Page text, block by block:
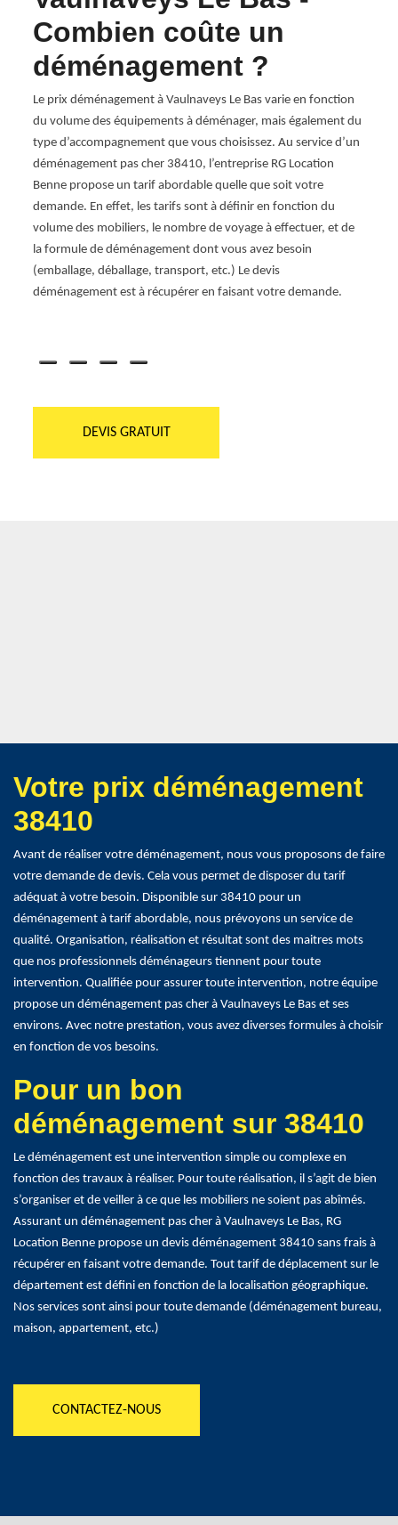
Combien coûte un
déménagement ?
Le prix déménagement à Vaulnaveys Le Bas varie en fonction
du volume des équipements à déménager, mais également du
type d’accompagnement que vous choisissez. Au service d’un
déménagement pas cher 38410, l’entreprise RG Location
Benne propose un tarif abordable quelle que soit votre
demande. En effet, les tarifs sont à définir en fonction du
volume des mobiliers, le nombre de voyage à effectuer, et de
la formule de déménagement dont vous avez besoin
(emballage, déballage, transport, etc.) Le devis
déménagement est à récupérer en faisant votre demande.
DEVIS GRATUIT
Votre prix déménagement
38410
Avant de réaliser votre déménagement, nous vous proposons de faire
votre demande de devis. Cela vous permet de disposer du tarif
adéquat à votre besoin. Disponible sur 38410 pour un
déménagement à tarif abordable, nous prévoyons un service de
qualité. Organisation, réalisation et résultat sont des maitres mots
que nos professionnels déménageurs tiennent pour toute
intervention. Qualifiée pour assurer toute intervention, notre équipe
propose un déménagement pas cher à Vaulnaveys Le Bas et ses
environs. Avec notre prestation, vous avez diverses formules à choisir
en fonction de vos besoins.
Pour un bon
déménagement sur 38410
Le déménagement est une intervention simple ou complexe en
fonction des travaux à réaliser. Pour toute réalisation, il s’agit de bien
s’organiser et de veiller à ce que les mobiliers ne soient pas abîmés.
Assurant un déménagement pas cher à Vaulnaveys Le Bas, RG
Location Benne propose un devis déménagement 38410 sans frais à
récupérer en faisant votre demande. Tout tarif de déplacement sur le
département est défini en fonction de la localisation géographique.
Nos services sont ainsi pour toute demande (déménagement bureau,
maison, appartement, etc.)
CONTACTEZ-NOUS